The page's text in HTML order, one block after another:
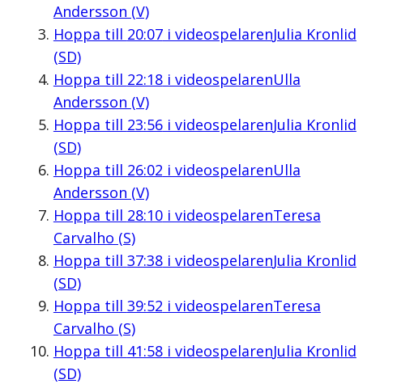
Andersson (V)
Hoppa till 20:07i videospelarenJulia Kronlid
(SD)
Hoppa till 22:18i videospelarenUlla
Andersson (V)
Hoppa till 23:56i videospelarenJulia Kronlid
(SD)
Hoppa till 26:02 i videospelarenUlla
Andersson (V)
Hoppa till 28:10i videospelarenTeresa
Carvalho (S)
Hoppa till 37:38i videospelarenJulia Kronlid
(SD)
Hoppa till 39:52 i videospelarenTeresa
Carvalho (S)
Hoppa till 41:58i videospelarenJulia Kronlid
(SD)